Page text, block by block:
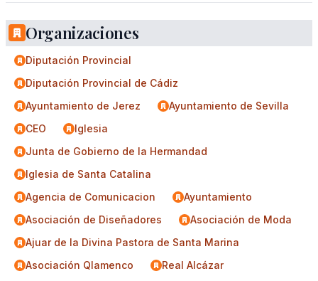
Organizaciones
Diputación Provincial
Diputación Provincial de Cádiz
Ayuntamiento de Jerez
Ayuntamiento de Sevilla
CEO
Iglesia
Junta de Gobierno de la Hermandad
Iglesia de Santa Catalina
Agencia de Comunicacion
Ayuntamiento
Asociación de Diseñadores
Asociación de Moda
Ajuar de la Divina Pastora de Santa Marina
Asociación Qlamenco
Real Alcázar